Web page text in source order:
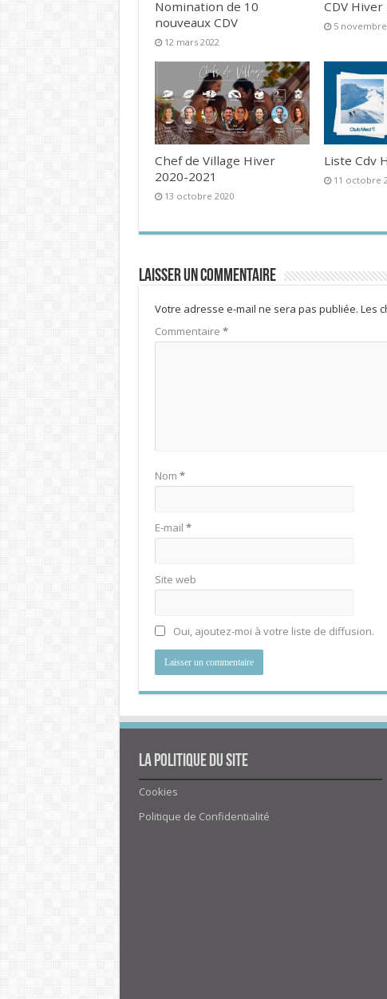
Nomination de 10
nouveaux CDV
12 mars 2022
CDV
5 novembre
Chef de Village Hiver
2020-2021
13 octobre 2020
Liste Cdv
11 octobre
Laisser un commentaire
Votre adresse e-mail ne sera pas publiée. Les
Commentaire *
Nom *
E-mail *
Site web
Oui, ajoutez-moi à votre liste de diffusion.
La politique du site
Cookies
Politique de Confidentialité